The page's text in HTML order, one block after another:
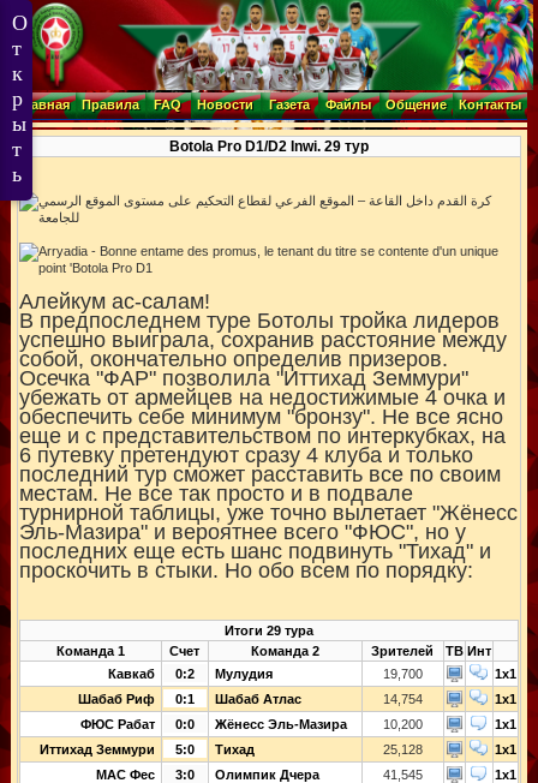
Главная Правила FAQ Новости Газета Файлы Общение Контакты
Botola Pro D1/D2 Inwi. 29 тур
Алейкум ас-салам!
В предпоследнем туре Ботолы тройка лидеров
успешно выиграла, сохранив расстояние между
собой, окончательно определив призеров.
Осечка "ФАР" позволила "Иттихад Земмури"
убежать от армейцев на недостижимые 4 очка и
обеспечить себе минимум "бронзу". Не все ясно
еще и с представительством по интеркубках, на
6 путевку претендуют сразу 4 клуба и только
последний тур сможет расставить все по своим
местам. Не все так просто и в подвале
турнирной таблицы, уже точно вылетает "Жёнесс
Эль-Мазира" и вероятнее всего "ФЮС", но у
последних еще есть шанс подвинуть "Тихад" и
проскочить в стыки. Но обо всем по порядку:
Итоги 29 тура
Команда 1
Счет Команда 2 Зрителей ТВ Инт
Кавкаб
0:2 Мулудия 19,700
1x1
Шабаб Риф
0:1 Шабаб Атлас 14,754
1x1
ФЮС Рабат
0:0 Жёнесс Эль-Мазира 10,200
1x1
Иттихад Земмури
5:0 Тихад 25,128
1x1
МАС Фес
3:0 Олимпик Дчера 41,545
1x1